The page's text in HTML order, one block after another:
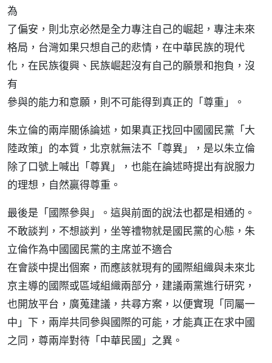
為
了偏安，則北京必然是全力專注自己的崛起，專注未來
格局，台灣如果只想自己的悲情，在中華民族的現代
化，在民族復興、民族崛起沒有自己的願景和抱負，沒
有
參與的能力和意願，則不可能得到真正的「尊重」。
朱立倫的兩岸關係論述，如果真正找回中國國民黨「大
陸政策」的本質，北京就無法不「尊異」，是以朱立倫
除了口號上喊出「尊異」，也能在論述時提出有說服力
的理想，自然贏得尊重。
最後是「國際參與」。這與前面的說法也都是相通的。
不敢談判，不想談判，坐等禮物就是國民黨的心態，朱
立倫作為中國國民黨的主席並不適合
在會談中提出個案，而應該就現有的國際組織與未來北
京主導的國際或區域組織兩部分，建議兩黨進行研究，
也開放平台，廣蒐建議，共尋方案，以便實現「同屬一
中」下，兩岸共同參與國際的可能，才能真正在求中國
之同，尊兩岸對待「中華民國」之異。